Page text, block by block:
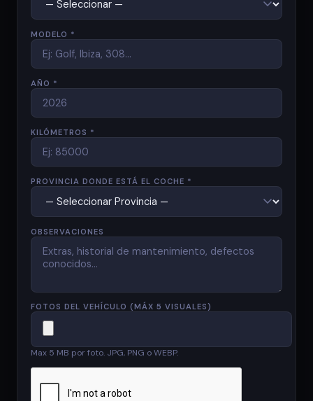
MODELO *
AÑO *
KILÓMETROS *
PROVINCIA DONDE ESTÁ EL COCHE *
OBSERVACIONES
FOTOS DEL VEHÍCULO (MÁX 5 VISUALES)
Max 5 MB por foto. JPG, PNG o WEBP.